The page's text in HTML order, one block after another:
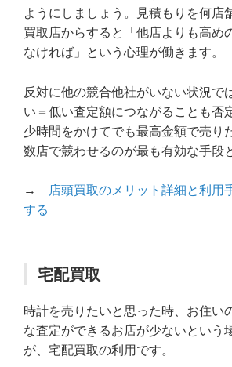
ようにしましょう。見積もりを何店
買取店からすると「他店よりも高め
なければ」という心理が働きます。
反対に他の競合他社がいない状況で
い＝低い査定額につながることも否
少時間をかけてでも最高金額で売り
数店で競わせるのが最も有効な手段
→
店頭買取のメリット詳細と利用
する
宅配買取
時計を売りたいと思った時、お住い
な査定ができるお店が少ないという
が、宅配買取の利用です。